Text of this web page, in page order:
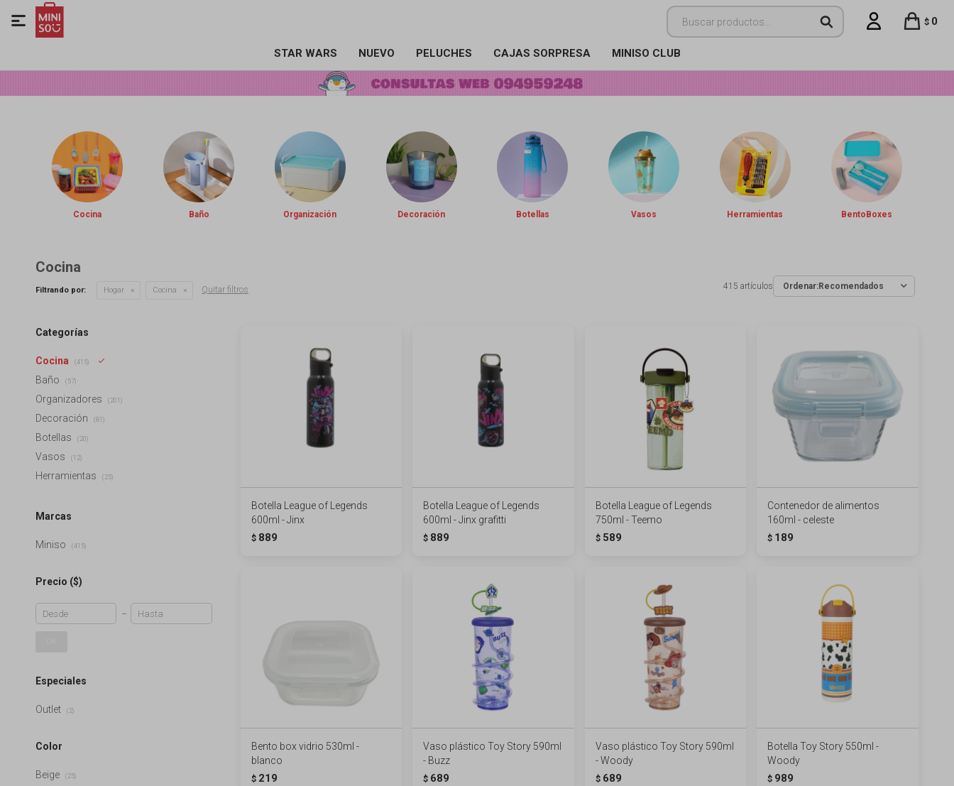
STAR WARS NUEVO PELUCHES CAJAS SORPRESA MINISO CLUB
$ 0

Cocina Baño Organización Decoración Botellas Vasos Herramientas BentoBoxes
Cocina
415 artículos Recomendados
Filtrando por: Hogar Cocina Quitar filtros
Botella League of Legends
600ml - Jinx
$ 889
Botella League of Legends
600ml - Jinx grafitti
$ 889
Botella League of Legends
750ml - Teemo
$ 589
Contenedor de alimentos
160ml - celeste
$ 189
Bento box vidrio 530ml -
blanco
$ 219
Vaso plástico Toy Story 590ml
- Buzz
$ 689
Vaso plástico Toy Story 590ml
- Woody
$ 689
Botella Toy Story 550ml -
Woody
$ 989
Categorías
Cocina (415)
Baño (57)
Organizadores (201)
Decoración (81)
Botellas (20)
Vasos (12)
Herramientas (25)
Marcas
Miniso (415)
Precio ($)
Especiales
Outlet (2)
Color
Beige (25)